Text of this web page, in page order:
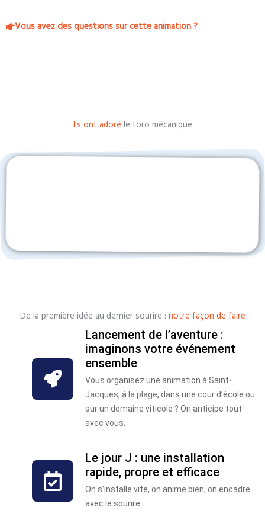
Vous avez des questions sur cette animation ?
Ils ont adoré le toro mécanique
De la première idée au dernier sourire : notre façon de faire
Lancement de l’aventure :
imaginons votre événement
ensemble
Vous organisez une animation à Saint-
Jacques, à la plage, dans une cour d’école ou
sur un domaine viticole ? On anticipe tout
avec vous.
Le jour J : une installation
rapide, propre et efficace
On s’installe vite, on anime bien, on encadre
avec le sourire.